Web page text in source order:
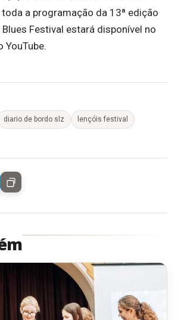
toda a programação da 13ª edição
Festival estará disponível no
YouTube.
diario de bordo slz lençóis festival